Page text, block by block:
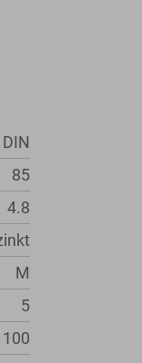
DIN
85
4.8
M
5
100